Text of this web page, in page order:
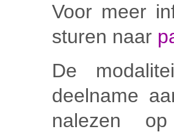
Voor meer
sturen naar
De
deelname
nalezen op